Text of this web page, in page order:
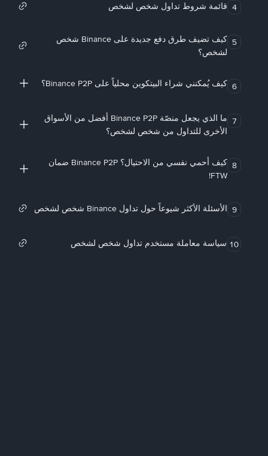
4 قائمة شروط تداول شخص لشخص
5
كيف تضيف طرق دفع جديدة على Binance شخص
لشخص؟
6 كيف يُمكنني شراء البيتكوين محلياً على Binance P2P؟
7
ما الذي يجعل منصّة Binance P2P أفضل من الأسواق
الأخرى للتداول من شخص لشخص؟
8
كيف أحمي نفسي من الاحتيال؟ Binance P2P ضمان
FTW!
9 الأسئلة الأكثر شيوعاً حول تداول Binance شخص لشخص
10 سياسة معاملة مستخدم تداول شخص لشخص